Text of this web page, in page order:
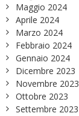
Maggio 2024
Aprile 2024
Marzo 2024
Febbraio 2024
Gennaio 2024
Dicembre 2023
Novembre 2023
Ottobre 2023
Settembre 2023